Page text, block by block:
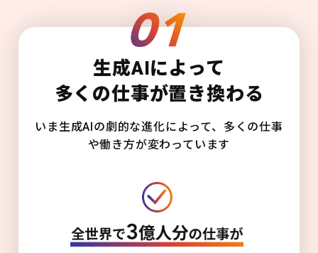
生成AIによって
多くの仕事が置き換わる
いま生成AIの劇的な進化によって、多くの仕事
や働き方が変わっています